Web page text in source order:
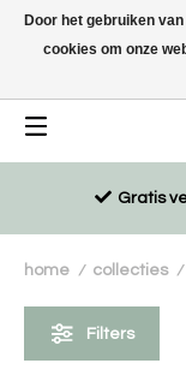
Duurzaam, eco-
Gratis
home / collecties /
Filters
Door het gebruiken
cookies om onze